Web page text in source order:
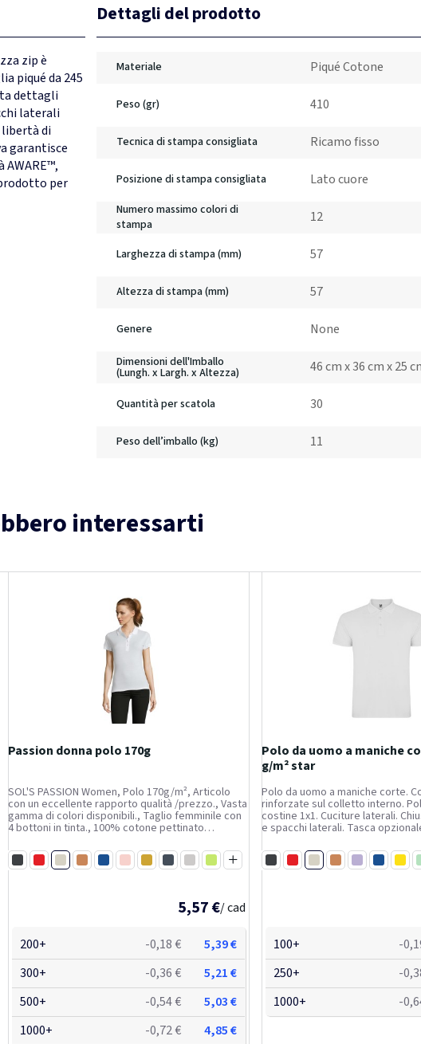
zip è
piqué da 245
dettagli
laterali
libertà di
garantisce
per
Dettagli del prodotto
Materiale Piqué Cotone
Peso (gr) 410
Tecnica di stampa consigliata Ricamo fisso
Posizione di stampa consigliata Lato cuore
Numero massimo colori di
stampa
12
Larghezza di stampa (mm) 57
Altezza di stampa (mm) 57
Genere None
Dimensioni dell'Imballo
(Lungh. x Largh. x Altezza) 46 cm x 36 cm x 25
Quantità per scatola 30
Peso dell’imballo (kg) 11
interessarti
french navy
green/white
Passion donna polo 170g
SOL'S PASSION Women, Polo 170g/m², Articolo
con un eccellente rapporto qualità /prezzo., Vasta
gamma di colori disponibili., Taglio femminile con
4 bottoni in tinta., 100% cotone pettinato
rinforzo sul collo, maniche corte, punto vita
sfiancato,...
NeroRossoBiancoArancione
Blu royal
RosaOro Blu navyGrigio melange 2
Apple green
5,57 €/ cad
200+ -0,18 €
5,39 €
300+
-0,36 €
5,21 €
500+
-0,54 €
5,03 €
1000+
-0,72 €
4,85 €
Polo da uomo a maniche
g/m² star
Polo da uomo a maniche corte.
rinforzate sul colletto interno.
costine 1x1. Cuciture laterali.
e spacchi laterali. Tasca
una taglia L.
NeroRossoBiancoArancione
ViolaBlu royal
Giallo
100+
-
250+
-
1000+
-